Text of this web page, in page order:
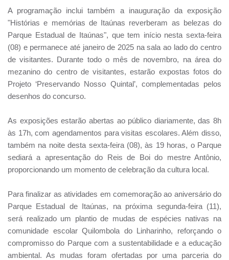
A programação inclui também a inauguração da exposição
"Histórias e memórias de Itaúnas reverberam as belezas do
Parque Estadual de Itaúnas", que tem início nesta sexta-feira
(08) e permanece até janeiro de 2025 na sala ao lado do centro
de visitantes. Durante todo o mês de novembro, na área do
mezanino do centro de visitantes, estarão expostas fotos do
Projeto ‘Preservando Nosso Quintal’, complementadas pelos
desenhos do concurso.
As exposições estarão abertas ao público diariamente, das 8h
às 17h, com agendamentos para visitas escolares. Além disso,
também na noite desta sexta-feira (08), às 19 horas, o Parque
sediará a apresentação do Reis de Boi do mestre Antônio,
proporcionando um momento de celebração da cultura local.
Para finalizar as atividades em comemoração ao aniversário do
Parque Estadual de Itaúnas, na próxima segunda-feira (11),
será realizado um plantio de mudas de espécies nativas na
comunidade escolar Quilombola do Linharinho, reforçando o
compromisso do Parque com a sustentabilidade e a educação
ambiental. As mudas foram ofertadas por uma parceria do